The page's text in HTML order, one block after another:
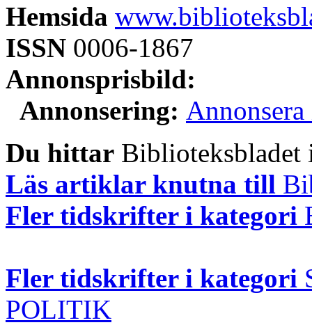
Hemsida
ISSN 0006-1867
Annonsprisbild:
Annonsering:
Du hittar Biblioteksbladet
Läs artiklar knutna till
Fler tidskrifter i kategori
Fler tidskrifter i kategori
POLITIK